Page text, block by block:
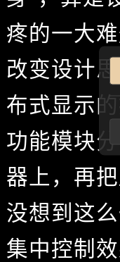
疼的一大难
改变设计
布式显示
功能模块
器上，再
没想到这
集中控制